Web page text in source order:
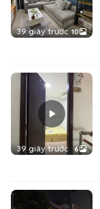
39 giây trước 10
39 giây trước 6